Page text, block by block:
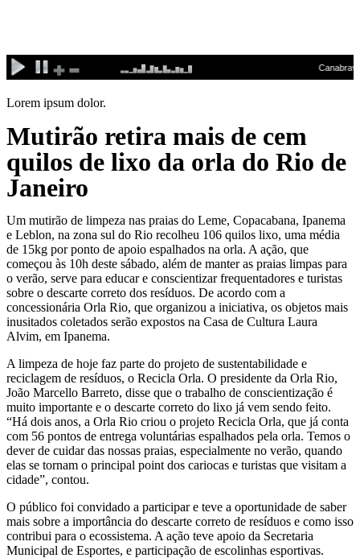
conteúdo
Lorem ipsum dolor.
Mutirão retira mais de cem
quilos de lixo da orla do Rio de
Janeiro
Um mutirão de limpeza nas praias do Leme, Copacabana, Ipanema
e Leblon, na zona sul do Rio recolheu 106 quilos lixo, uma média
de 15kg por ponto de apoio espalhados na orla. A ação, que
começou às 10h deste sábado, além de manter as praias limpas para
o verão, serve para educar e conscientizar frequentadores e turistas
sobre o descarte correto dos resíduos. De acordo com a
concessionária Orla Rio, que organizou a iniciativa, os objetos mais
inusitados coletados serão expostos na Casa de Cultura Laura
Alvim, em Ipanema.
A limpeza de hoje faz parte do projeto de sustentabilidade e
reciclagem de resíduos, o Recicla Orla. O presidente da Orla Rio,
João Marcello Barreto, disse que o trabalho de conscientização é
muito importante e o descarte correto do lixo já vem sendo feito.
“Há dois anos, a Orla Rio criou o projeto Recicla Orla, que já conta
com 56 pontos de entrega voluntárias espalhados pela orla. Temos o
dever de cuidar das nossas praias, especialmente no verão, quando
elas se tornam o principal point dos cariocas e turistas que visitam a
cidade”, contou.
O público foi convidado a participar e teve a oportunidade de saber
mais sobre a importância do descarte correto de resíduos e como isso
contribui para o ecossistema. A ação teve apoio da Secretaria
Municipal de Esportes, e participação de escolinhas esportivas.